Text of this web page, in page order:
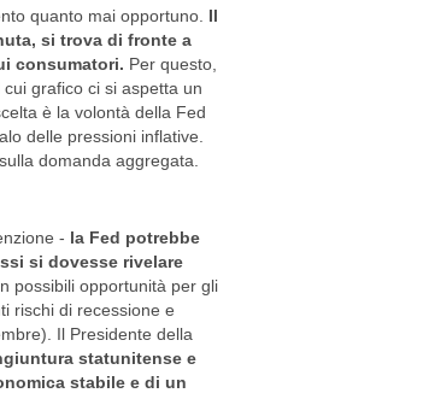
quanto mai opportuno. Il
si trova di fronte a
consumatori. Per questo,
grafico ci si aspetta un
è la volontà della Fed
delle pressioni inflative.
domanda aggregata.
- la Fed potrebbe
si dovesse rivelare
possibili opportunità per gli
rischi di recessione e
Il Presidente della
statunitense e
stabile e di un